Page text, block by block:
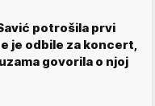
potrošila prvi
je odbile za koncert,
govorila o njoj